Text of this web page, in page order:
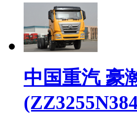
中国重汽 豪